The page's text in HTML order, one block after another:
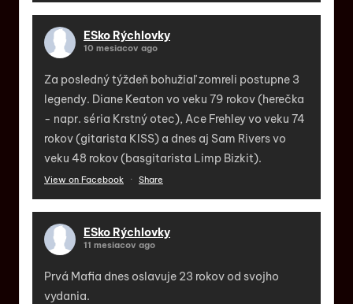
ESko Rýchlovky
10 mesiacov ago
Za posledný týždeň bohužiaľ zomreli postupne 3
legendy. Diane Keaton vo veku 79 rokov (herečka
- napr. séria Krstný otec), Ace Frehley vo veku 74
rokov (gitarista KISS) a dnes aj Sam Rivers vo
veku 48 rokov (basgitarista Limp Bizkit).
View on Facebook · Share
ESko Rýchlovky
11 mesiacov ago
Prvá Mafia dnes oslavuje 23 rokov od svojho
vydania.